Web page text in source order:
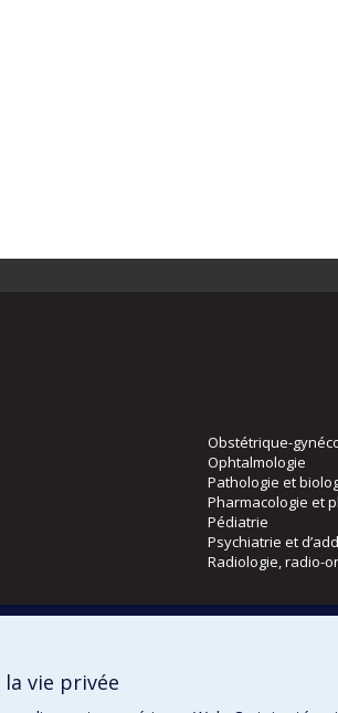
Obstétrique-
Ophtalmologie
Pathologie et
Pharmacologie et
Pédiatrie
Psychiatrie et
Radiologie, radio-
vie privée